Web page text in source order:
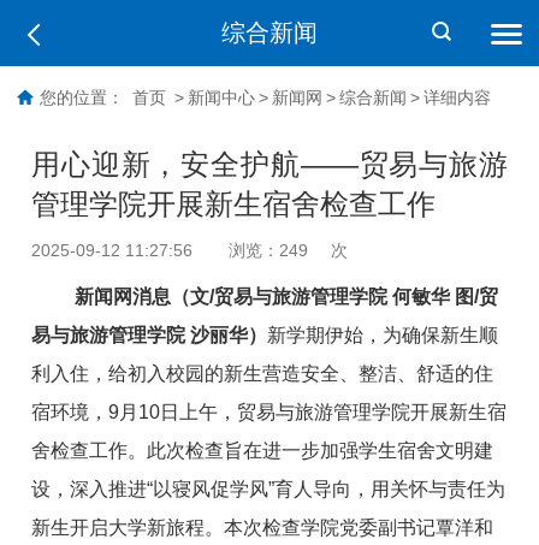
综合新闻
您的位置： 首页 > 新闻中心 > 新闻网 > 综合新闻 > 详细内容
用心迎新，安全护航——贸易与旅游
管理学院开展新生宿舍检查工作
2025-09-12 11:27:56 浏览： 249 次
新闻网消息（文/贸易与旅游管理学院 何敏华 图/贸
易与旅游管理学院 沙丽华） 新学期伊始，为确保新生顺
利入住，给初入校园的新生营造安全、整洁、舒适的住
宿环境，9月10日上午，贸易与旅游管理学院开展新生宿
舍检查工作。此次检查旨在进一步加强学生宿舍文明建
设，深入推进“以寝风促学风”育人导向，用关怀与责任为
新生开启大学新旅程。本次检查学院党委副书记覃洋和